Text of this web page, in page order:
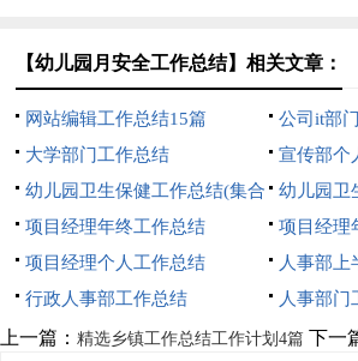
【幼儿园月安全工作总结】相关文章：
网站编辑工作总结15篇
公司it部
大学部门工作总结
宣传部个
幼儿园卫生保健工作总结(集合
15篇)
幼儿园卫
篇)
项目经理年终工作总结
项目经理
项目经理个人工作总结
人事部上
行政人事部工作总结
人事部门
上一篇： 精选乡镇工作总结工作计划4篇 下一